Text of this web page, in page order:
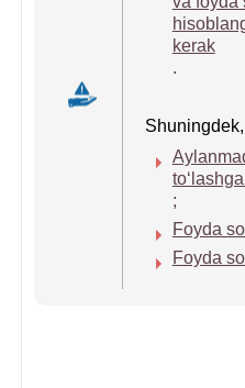
kerak
.
;
Foyda
Foyda